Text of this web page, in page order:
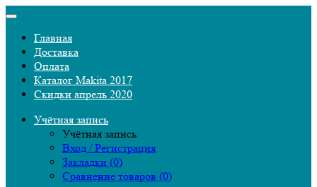
Главная
Доставка
Оплата
Каталог Makita 2017
Скидки апрель 2020
Учётная запись
Учётная запись
Вход / Регистрация
Закладки (0)
Сравнение товаров (0)